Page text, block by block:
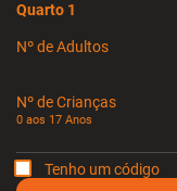
Quarto 1
Nº de Adultos
Nº de Crianças
0 aos 17 Anos
Tenho um código